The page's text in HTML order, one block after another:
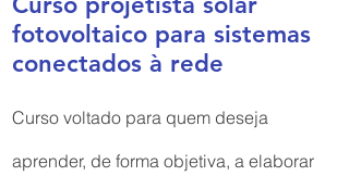
fotovoltaico para sistemas
conectados à rede
Curso voltado para quem deseja
aprender, de forma objetiva, a elaborar